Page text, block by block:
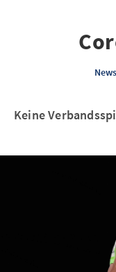
News
Keine